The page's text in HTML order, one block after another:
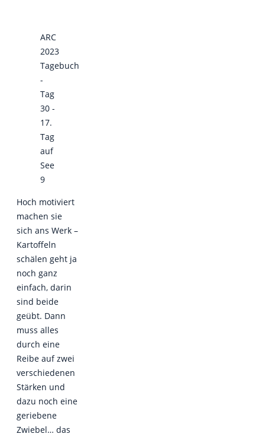
ARC
2023
Tagebuch
-
Tag
30 -
17.
Tag
auf
See
9
Hoch motiviert
machen sie
sich ans Werk –
Kartoffeln
schälen geht ja
noch ganz
einfach, darin
sind beide
geübt. Dann
muss alles
durch eine
Reibe auf zwei
verschiedenen
Stärken und
dazu noch eine
geriebene
Zwiebel… das